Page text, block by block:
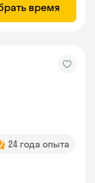
время
24 года опыта